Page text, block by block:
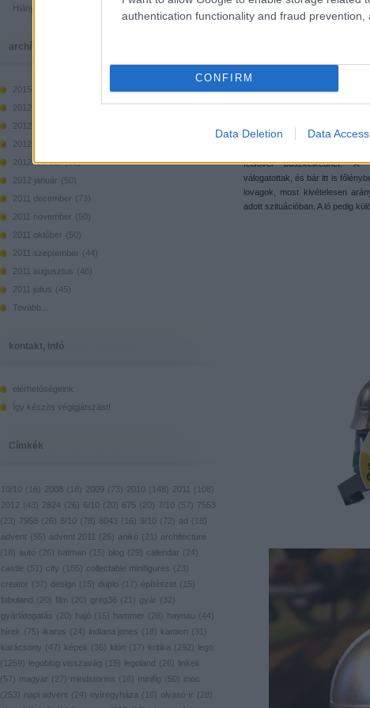
authentication functionality and fraud prevention,
CONFIRM
Data Deletion Data Access
Hiányzó elemek beszerzése
archívum
2015 március
2012 május
2012 április
2012 március
2012 február (50)
2012 január ( 50)
2011 december ( 73)
2011 november ( 50)
2011 október ( 50)
2011 szeptember ( 44)
2011 augusztus ( 46 )
2011 július ( 45)
Tovább
kontakt, infó
elérhetőségeink
Így készíts végigjátszást!
Címkék
10/10 ( 16 ) 2008 ( 18 ) 2009 ( 73) 2010 ( 148 ) 2011 ( 108 )
2012 ( 43) 2824 ( 26 ) 6/10 ( 20) 675 ( 20) 7/10 ( 57) 7553
( 23) 7958 ( 26 ) 8/10 ( 78 ) 8043 ( 16 ) 9/10 ( 72) ad ( 18 )
advent ( 55) advent 2011 ( 26 ) anikó ( 21 )
architecture
(
18 ) autó ( 26 ) batman ( 15) blog ( 29) calendar ( 24)
castle ( 51 ) city ( 185) collectable minifigures ( 23)
creator ( 37) design ( 15) duplo ( 17) építészet ( 15)
fabuland ( 20) film ( 20) greg36 ( 21 ) gyár ( 32)
gyárlátogatás ( 20) hajó ( 15) hammer ( 28 ) haynau ( 44)
hírek ( 75) ikarus ( 24) indiana jones ( 18 ) kamion ( 31
)
karácsony ( 47) képek ( 36 ) klón ( 17) kritika ( 292)
lego
(
1259) legoblog visszavág ( 15) legoland ( 26 )
linkek
( 57) magyar ( 27) mindstorms ( 16 ) minifig ( 50) moc
( 253) napi advent ( 24) nyíregyháza ( 16 ) olvasó ír ( 28 )
IV. Értékelés
mennyiséget, és megjegyzem
felsővel büszkélkedhet.
válogatottak, és bár itt is
lovagok, most kivételesen
adott szituációban. A ló pedig